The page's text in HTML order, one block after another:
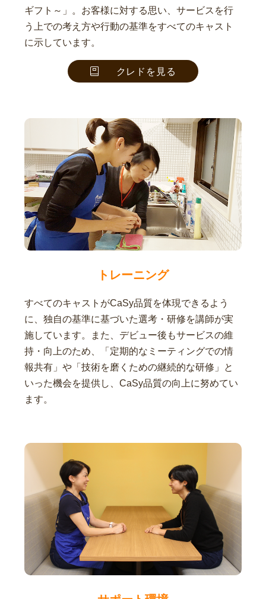
ギフト～」。お客様に対する思い、サービスを行
う上での考え方や行動の基準をすべてのキャスト
に示しています。
クレドを見る
トレーニング
すべてのキャストがCaSy品質を体現できるよう
に、独自の基準に基づいた選考・研修を講師が実
施しています。また、デビュー後もサービスの維
持・向上のため、「定期的なミーティングでの情
報共有」や「技術を磨くための継続的な研修」と
いった機会を提供し、CaSy品質の向上に努めてい
ます。